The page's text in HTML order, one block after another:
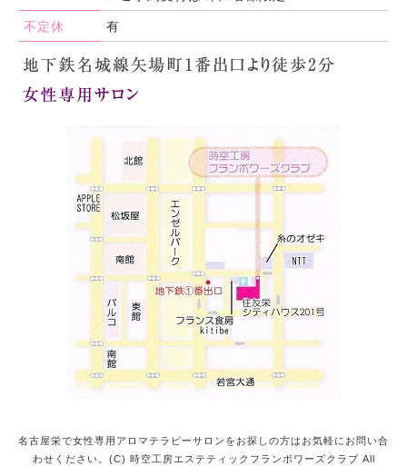
不定休 有
名古屋栄で女性専用アロマテラピーサロンをお探しの方はお気軽にお問い合
わせください。(C) 時空工房エステティックフランボワーズクラブ All